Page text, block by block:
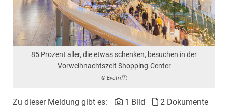
85 Prozent aller, die etwas schenken, besuchen in der
Vorweihnachtszeit Shopping-Center
© Evatrifft
Zu dieser Meldung gibt es: 1 Bild 2 Dokumente